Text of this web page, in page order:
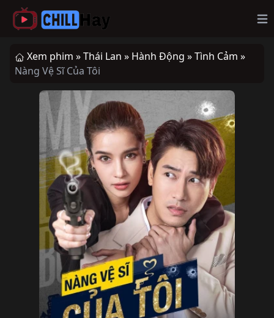
Xem phim »Thái Lan » Hành Động »Tình Cảm »
Nàng Vệ Sĩ Của Tôi